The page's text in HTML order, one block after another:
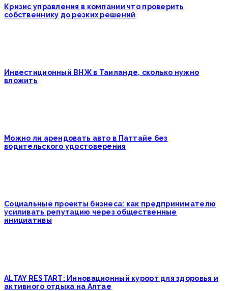
Кризис управления в компании что проверить
собственнику до резких решений
Инвестиционный ВНЖ в Таиланде, сколько нужно
вложить
Можно ли арендовать авто в Паттайе без
водительского удостоверения
Социальные проекты бизнеса: как предпринимателю
усиливать репутацию через общественные
инициативы
ALTAY RESTART: Инновационный курорт для здоровья и
активного отдыха на Алтае